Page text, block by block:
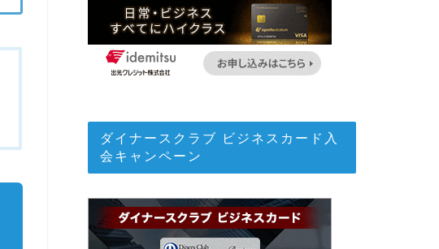
ダイナースクラブ ビジネスカード入
会キャンペーン